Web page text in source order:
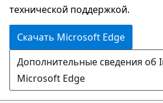
технической поддержкой.
Скачать Microsoft Edge
Дополнительные сведения об
Microsoft Edge